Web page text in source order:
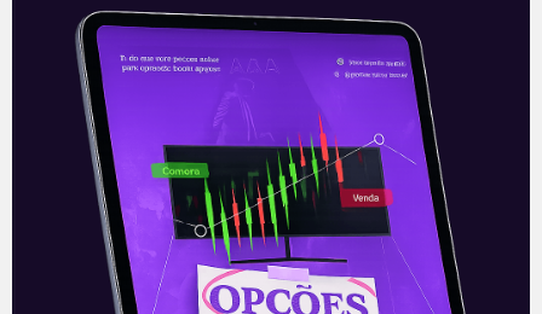
Apple, o mercado mordeu a
maçã
Apple, o mercado mordeu a maçã As
ações da empresa californiana já caíram
-6,9 por cento desde que o presidente
americano Donald Trump mostrou os